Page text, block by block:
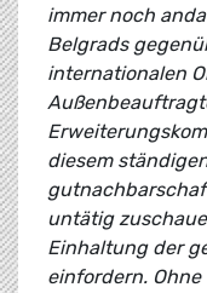
immer noch
Belgrads
internationalen
diesem
untätig
Einhaltung der
einfordern.